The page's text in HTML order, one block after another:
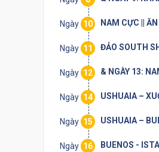
Ngày 10 NAM CỰC ||
Ngày 11 ĐẢO SOUTH
Ngày 12 & NGÀY 13:
Ngày 14 USHUAIA –
Ngày 15 USHUAIA –
Ngày 16 BUENOS -